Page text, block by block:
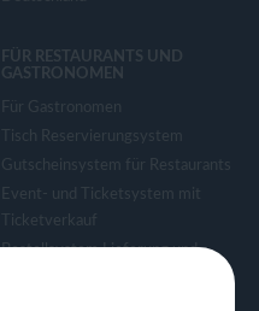
FÜR RESTAURANTS UND
GASTRONOMEN
Für Gastronomen
Tisch Reservierungsystem
Gutscheinsystem für Restaurants
Event- und Ticketsystem mit
Ticketverkauf
Bestellsystem Lieferung und